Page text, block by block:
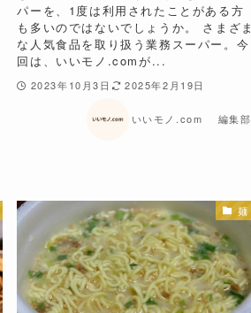
パーを、1度は利用されたことがある方
も多いのではないでしょうか。 さまざま
な人気食品を取り扱う業務スーパー。今
回は、いいモノ.comが...
2023年10月3日 2025年2月19日
いいモノ.com 編集部
麺